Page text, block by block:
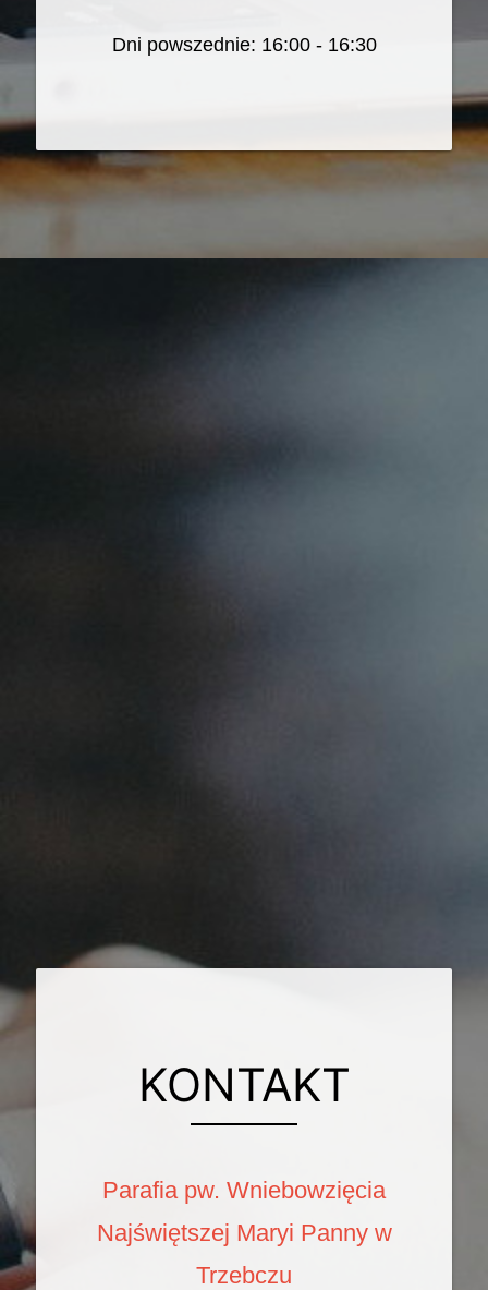
Dni powszednie: 16:00 - 16:30
KONTAKT
Parafia pw. Wniebowzięcia
Najświętszej Maryi Panny w
Trzebczu